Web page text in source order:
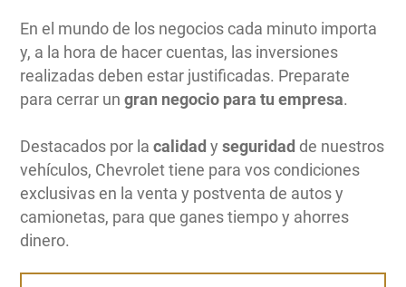
En el mundo de los negocios cada minuto importa
y, a la hora de hacer cuentas, las inversiones
realizadas deben estar justificadas. Preparate
para cerrar ungran negocio para tu empresa.
Destacados por lacalidad yseguridad de nuestros
vehículos, Chevrolet tiene para vos condiciones
exclusivas en la venta y postventa de autos y
camionetas, para que ganes tiempo y ahorres
dinero.